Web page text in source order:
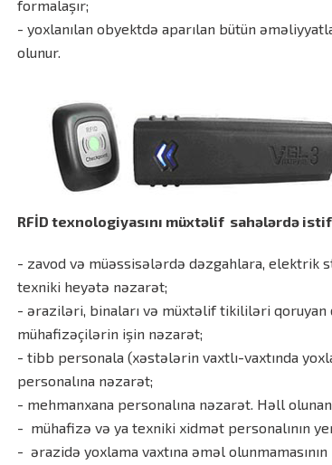
formalaşır;
- yoxlanılan obyektdə aparılan bütün
olunur.
RFİD texnologiyasını müxtəlif sahələrdə
- zavod və müəssisələrdə dəzgahlara, elektrik
texniki heyətə nəzarət;
- əraziləri, binaları və müxtəlif tikililəri qoruyan
mühafizəçilərin işin nəzarət;
- tibb personala (xəstələrin vaxtlı-vaxtında
personalına nəzarət;
- mehmanxana personalına nəzarət. Həll
- mühafizə və ya texniki xidmət personalının
- ərazidə yoxlama vaxtına əməl olunmamasının